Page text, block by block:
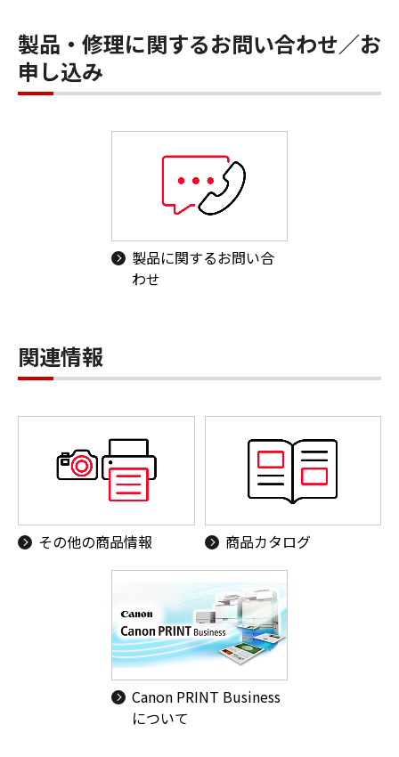
製品・修理に関するお問い合わせ／お
申し込み
製品に関するお問い合
わせ
関連情報
その他の商品情報 商品カタログ
Canon PRINT Business
について